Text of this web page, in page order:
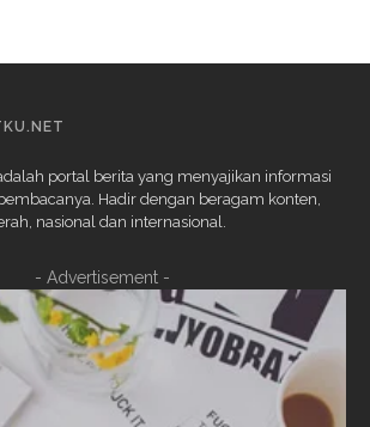
portal berita yang menyajikan informasi
Hadir dengan beragam konten,
nasional dan internasional.
- Advertisement -